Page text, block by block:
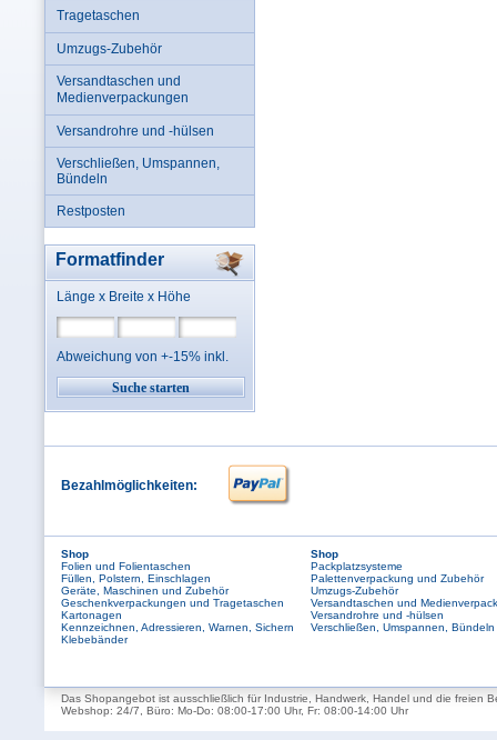
Tragetaschen
Umzugs-Zubehör
Versandtaschen und
Medienverpackungen
Versandrohre und -hülsen
Verschließen, Umspannen,
Bündeln
Restposten
Formatfinder
Länge x Breite x Höhe
Abweichung von +-15% inkl.
Bezahlmöglichkeiten:
Shop
Folien und Folientaschen
Füllen, Polstern, Einschlagen
Geräte, Maschinen und Zubehör
Geschenkverpackungen und Tragetaschen
Kartonagen
Kennzeichnen, Adressieren, Warnen, Sichern
Klebebänder
Shop
Packplatzsysteme
Palettenverpackung und Zubehör
Umzugs-Zubehör
Versandtaschen und
Versandrohre und -hülsen
Verschließen, Umspannen, Bündeln
Das Shopangebot ist ausschließlich für Industrie, Handwerk, Handel und die freien
Webshop: 24/7, Büro: Mo-Do: 08:00-17:00 Uhr, Fr: 08:00-14:00 Uhr